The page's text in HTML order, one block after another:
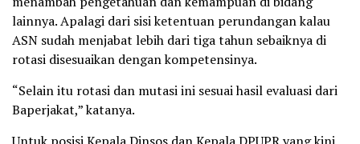
lainnya. Apalagi dari sisi ketentuan perundangan kalau
ASN sudah menjabat lebih dari tiga tahun sebaiknya di
rotasi disesuaikan dengan kompetensinya.
“Selain itu rotasi dan mutasi ini sesuai hasil evaluasi dari
Baperjakat,” katanya.
Untuk posisi Kepala Dinsos dan Kepala DPUPR yang kini